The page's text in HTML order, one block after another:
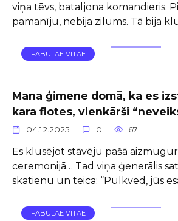
viņa tēvs, bataljona komandieris.
pamanīju, nebija zilums. Tā bija
FABULAE VITAE
Mana ģimene domā, ka es
kara flotes, vienkārši
04.12.2025 0 67
Es klusējot stāvēju pašā
ceremonijā… Tad viņa ģenerālis
skatienu un teica: “Pulkved, jūs
FABULAE VITAE